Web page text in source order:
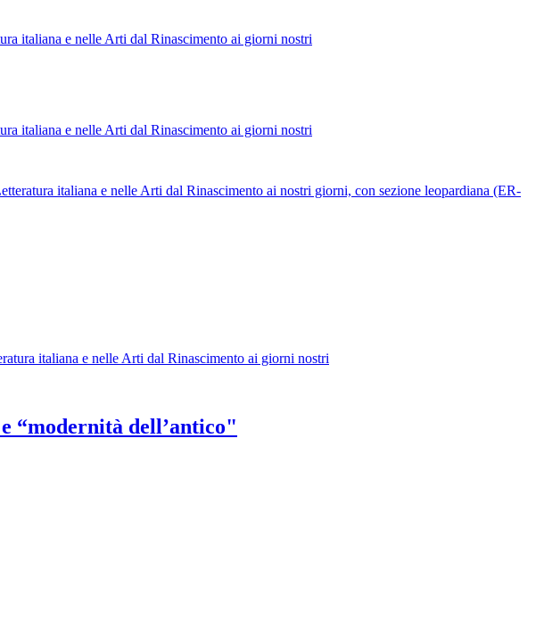
italiana e nelle Arti dal Rinascimento ai giorni nostri
italiana e nelle Arti dal Rinascimento ai giorni nostri
italiana e nelle Arti dal Rinascimento ai nostri giorni, con sezione leopardiana (ER-
italiana e nelle Arti dal Rinascimento ai giorni nostri
“modernità dell’antico"